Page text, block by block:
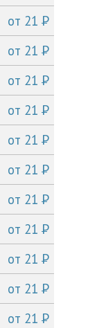
от 21P
от 21P
от 21P
от 21P
от 21P
от 21P
от 21P
от 21P
от 21P
от 21P
от 21P